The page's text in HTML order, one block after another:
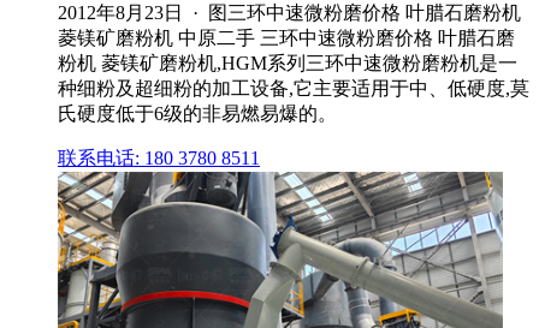
2012年8月23日 · 图三环中速微粉磨价格 叶腊石磨粉机
菱镁矿磨粉机 中原二手 三环中速微粉磨价格 叶腊石磨
粉机 菱镁矿磨粉机,HGM系列三环中速微粉磨粉机是一
种细粉及超细粉的加工设备,它主要适用于中、低硬度,莫
氏硬度低于6级的非易燃易爆的。
联系电话: 180 3780 8511